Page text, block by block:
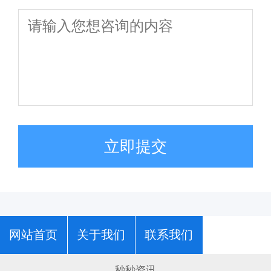
立即提交
网站首页 关于我们 联系我们